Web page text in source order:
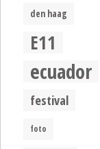
den haag
E11
ecuador
festival
foto